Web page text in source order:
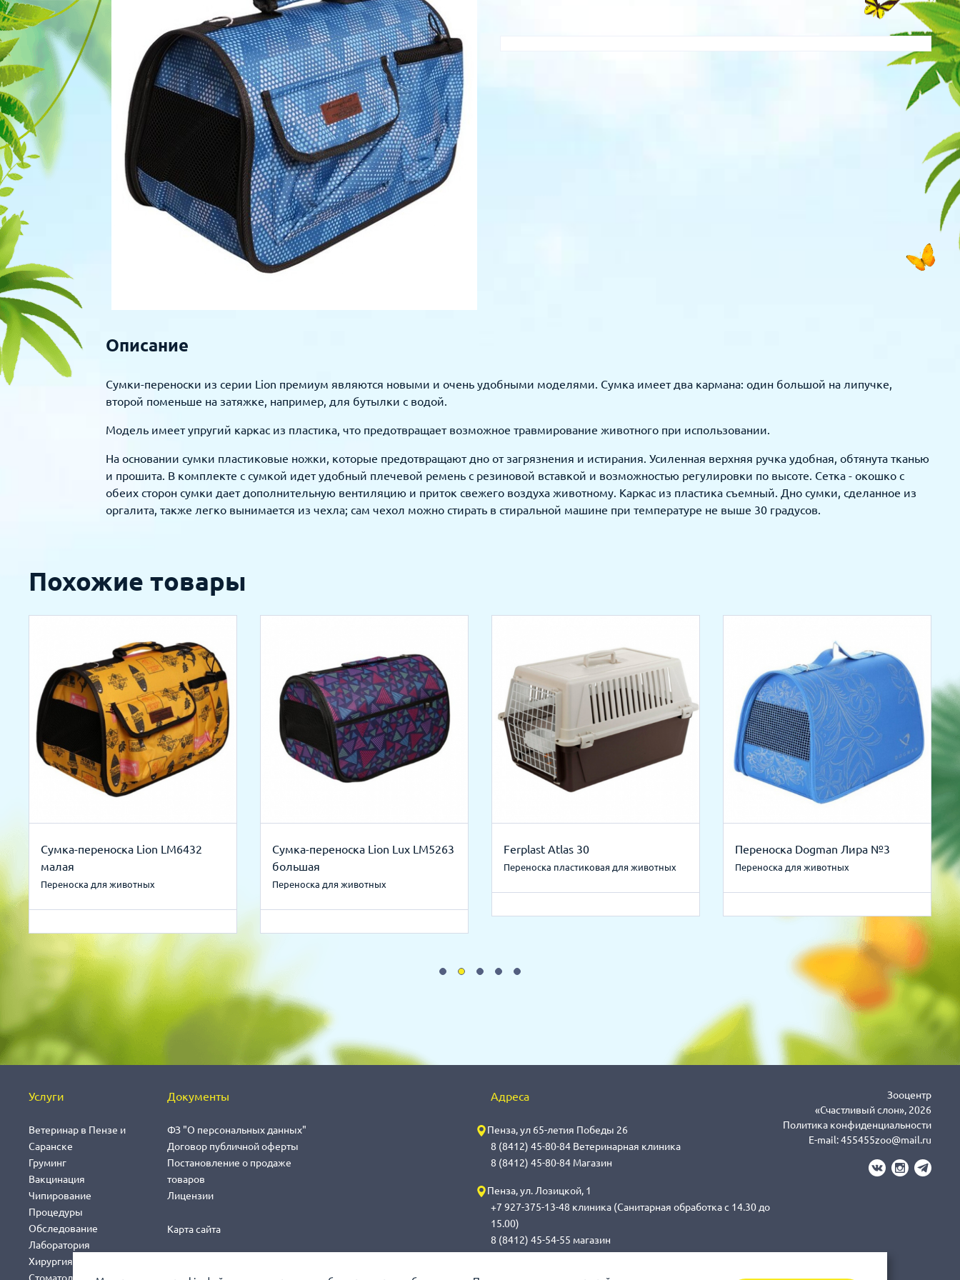
Для рыбок
Для рептилий
Процедуры
Обследование
Лаборатория
Хирургия
Стоматология
Описание
Сумки-переноски из серии Lion премиум являются новыми и очень удобными моделями. Сумка имеет два кармана: один большой на липучке,
второй поменьше на затяжке, например, для бутылки с водой.
Модель имеет упругий каркас из пластика, что предотвращает возможное травмирование животного при использовании.
На основании сумки пластиковые ножки, которые предотвращают дно от загрязнения и истирания. Усиленная верхняя ручка удобная, обтянута тканью
и прошита. В комплекте с сумкой идет удобный плечевой ремень с резиновой вставкой и возможностью регулировки по высоте. Сетка - окошко с
обеих сторон сумки дает дополнительную вентиляцию и приток свежего воздуха животному. Каркас из пластика съемный. Дно сумки, сделанное из
оргалита, также легко вынимается из чехла; сам чехол можно стирать в стиральной машине при температуре не выше 30 градусов.
Похожие товары
Сумка-переноска Lion LM6432
малая
Переноска для животных
Сумка-переноска Lion Lux LM5263
большая
Переноска для животных
Ferplast Atlas 30
Переноска пластиковая для животных
Переноска Dogman Лира №3
Переноска для животных
Услуги
Ветеринар в Пензе и
Саранске
Груминг
Вакцинация
Чипирование
Процедуры
Обследование
Лаборатория
Хирургия
Документы
ФЗ "О персональных данных"
Договор публичной оферты
Постановление о продаже
товаров
Лицензии
Карта сайта
Адреса
Пенза, ул 65-летия Победы 26
8 (8412) 45-80-84 Ветеринарная клиника
8 (8412) 45-80-84 Магазин
Пенза, ул. Лозицкой, 1
+7 927-375-13-48 клиника (Санитарная обработка с 14.30 до
15.00)
8 (8412) 45-54-55 магазин
Зооцентр
«Счастливый слон», 2026
Политика конфиденциальности
E-mail:455455zoo@mail.ru